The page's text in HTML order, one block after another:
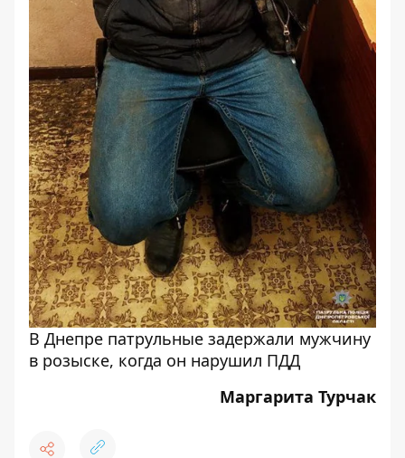
В Днепре патрульные задержали мужчину
в розыске, когда он нарушил ПДД
Маргарита Турчак